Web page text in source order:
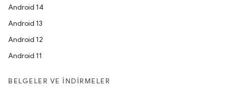
Android 14
Android 13
Android 12
Android 11
BELGELER VE İNDIRMELER